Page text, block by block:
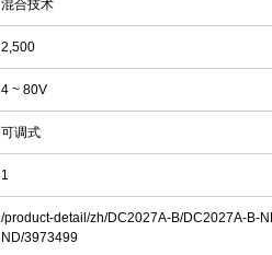
混合技术
2,500
4 ~ 80V
可调式
1
/product-detail/zh/DC2027A-B/DC2027A-B-
ND/3973499